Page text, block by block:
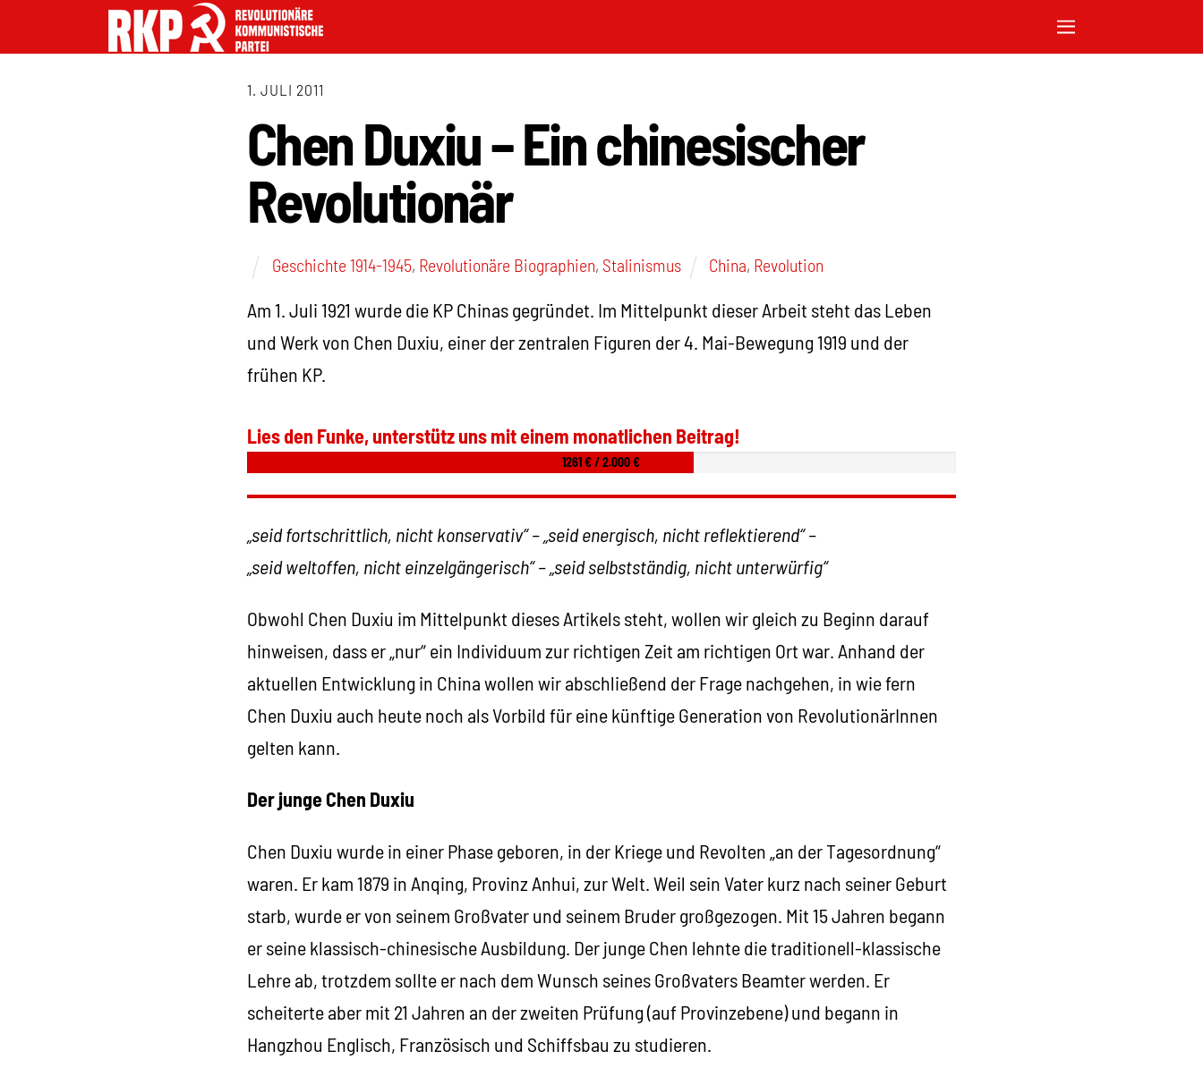
1. JULI 2011
Chen Duxiu – Ein chinesischer
Revolutionär
Geschichte 1914-1945, Revolutionäre Biographien, Stalinismus China, Revolution
Am 1. Juli 1921 wurde die KP Chinas gegründet. Im Mittelpunkt dieser Arbeit steht das Leben
und Werk von Chen Duxiu, einer der zentralen Figuren der 4. Mai-Bewegung 1919 und der
frühen KP.
Lies den Funke, unterstütz uns mit einem monatlichen Beitrag!
1261 € / 2.000 €
„seid fortschrittlich, nicht konservativ“ – „seid energisch, nicht reflektierend“ –
„seid weltoffen, nicht einzelgängerisch“ – „seid selbstständig, nicht unterwürfig“
Obwohl Chen Duxiu im Mittelpunkt dieses Artikels steht, wollen wir gleich zu Beginn darauf
hinweisen, dass er „nur“ ein Individuum zur richtigen Zeit am richtigen Ort war. Anhand der
aktuellen Entwicklung in China wollen wir abschließend der Frage nachgehen, in wie fern
Chen Duxiu auch heute noch als Vorbild für eine künftige Generation von RevolutionärInnen
gelten kann.
Der junge Chen Duxiu
Chen Duxiu wurde in einer Phase geboren, in der Kriege und Revolten „an der Tagesordnung“
waren. Er kam 1879 in Anqing, Provinz Anhui, zur Welt. Weil sein Vater kurz nach seiner Geburt
starb, wurde er von seinem Großvater und seinem Bruder großgezogen. Mit 15 Jahren begann
er seine klassisch-chinesische Ausbildung. Der junge Chen lehnte die traditionell-klassische
Lehre ab, trotzdem sollte er nach dem Wunsch seines Großvaters Beamter werden. Er
scheiterte aber mit 21 Jahren an der zweiten Prüfung (auf Provinzebene) und begann in
Hangzhou Englisch, Französisch und Schiffsbau zu studieren.